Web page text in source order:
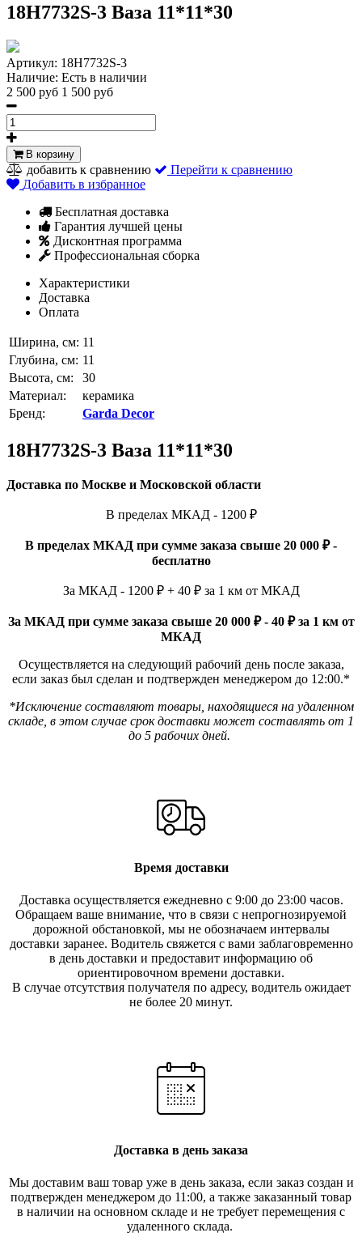
18H7732S-3 Ваза 11*11*30
Артикул: 18H7732S-3
Наличие: Есть в наличии
2 500 руб 1 500 руб
В корзину
добавить к сравнению
Перейти к сравнению
Добавить в избранное
Бесплатная доставка
Гарантия лучшей цены
Дисконтная программа
Профессиональная сборка
Характеристики
Доставка
Оплата
Ширина, см: 11
Глубина, см: 11
Высота, см:
30
Материал:
керамика
Бренд:
Garda Decor
18H7732S-3 Ваза 11*11*30
Доставка по Москве и Московской области
В пределах МКАД - 1200 ₽
В пределах МКАД при сумме заказа свыше 20 000 ₽ -
бесплатно
За МКАД - 1200 ₽ + 40 ₽ за 1 км от МКАД
За МКАД при сумме заказа свыше 20 000 ₽ - 40 ₽ за 1 км от
МКАД
Осуществляется на следующий рабочий день после заказа,
если заказ был сделан и подтвержден менеджером до 12:00.*
*Исключение составляют товары, находящиеся на удаленном
складе, в этом случае срок доставки может составлять от 1
до 5 рабочих дней.
Время доставки
Доставка осуществляется ежедневно с 9:00 до 23:00 часов.
Обращаем ваше внимание, что в связи с непрогнозируемой
дорожной обстановкой, мы не обозначаем интервалы
доставки заранее. Водитель свяжется с вами заблаговременно
в день доставки и предоставит информацию об
ориентировочном времени доставки.
В случае отсутствия получателя по адресу, водитель ожидает
не более 20 минут.
Доставка в день заказа
Мы доставим ваш товар уже в день заказа, если заказ создан и
подтвержден менеджером до 11:00, а также заказанный товар
в наличии на основном складе и не требует перемещения с
удаленного склада.